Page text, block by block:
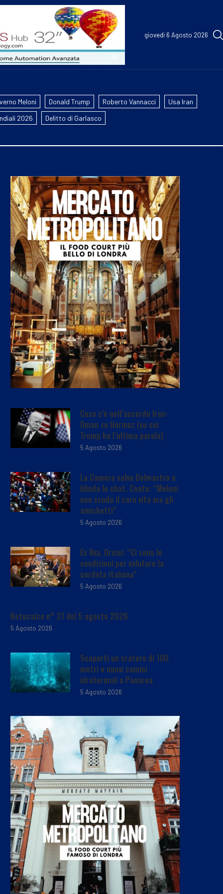
giovedì 6 Agosto 2026
Meloni Donald Trump Roberto Vannacci
Usa Iran
2026
Delitto di Garlasco
Cosa c’è nell’accordo Iran-
Oman su Hormuz (su cui
Trump ha l’ultima parola)
5 Agosto 2026
La Camera salva Delmastro e
blinda le chat. Conte: “Meloni
non scuda il caro vita ma gli
amichetti”
5 Agosto 2026
Ex Ilva, Orsini: “Ci sono le
condizioni per valutare la
cordata italiana”
5 Agosto 2026
Rotocalco n° 31 del 5 agosto 2026
5 Agosto 2026
Scoperti un cratere di 100
metri e nuovi camini
idrotermali a Panarea
5 Agosto 2026